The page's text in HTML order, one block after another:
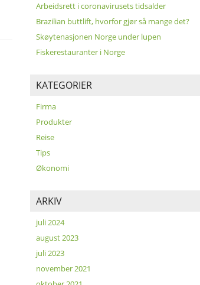
Arbeidsrett i coronavirusets tidsalder
Brazilian buttlift, hvorfor gjør så mange det?
Skøytenasjonen Norge under lupen
Fiskerestauranter i Norge
KATEGORIER
Firma
Produkter
Reise
Tips
Økonomi
ARKIV
juli 2024
august 2023
juli 2023
november 2021